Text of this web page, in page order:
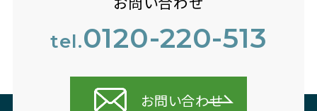
tel.0120-220-513
お問い合わせ